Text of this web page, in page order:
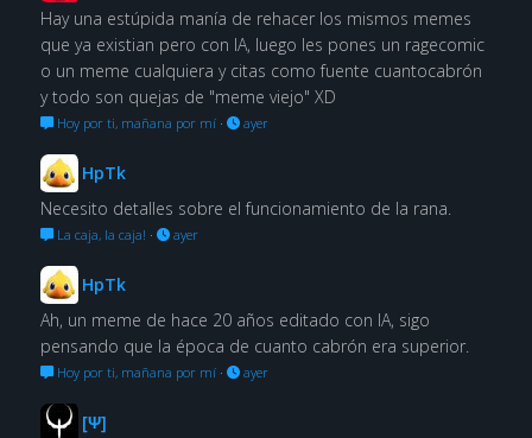
Hay una estúpida manía de rehacer los mismos memes
que ya existian pero con IA, luego les pones un ragecomic
o un meme cualquiera y citas como fuente cuantocabrón
y todo son quejas de "meme viejo" XD
Hoy por ti, mañana por mí· ayer
HpTk
Necesito detalles sobre el funcionamiento de la rana.
La caja, la caja! · ayer
HpTk
Ah, un meme de hace 20 años editado con IA, sigo
pensando que la época de cuanto cabrón era superior.
Hoy por ti, mañana por mí· ayer
[Ψ]